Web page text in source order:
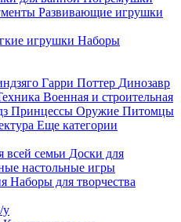
Развивающие игрушки
игрушки Наборы
Гарри Поттер Динозавр
Военная и строительная
Принцессы Оружие Питомцы
Еще категории
всей семьи Доски для
настольные игры
Наборы для творчества
у